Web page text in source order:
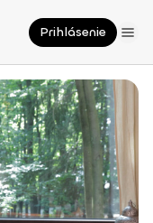
Prihlásenie